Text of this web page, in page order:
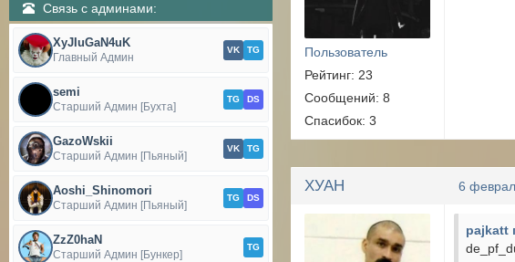
Связь с админами:
XyJIuGaN4uK
Главный Админ
VK TG
semi
Старший Админ [Бухта]
TG DS
GazoWskii
Старший Админ [Пьяный]
VK TG
Aoshi_Shinomori
Старший Админ [Пьяный]
TG DS
ZzZ0haN
Старший Админ [Бункер]
TG
Пользователь
Рейтинг: 23
Сообщений: 8
Спасибок: 3
ХУАН 6
pajkatt